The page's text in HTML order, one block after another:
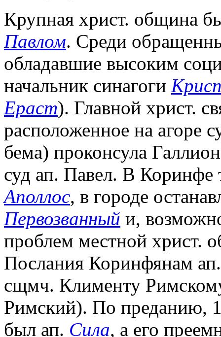
Крупная христ. община
Павлом. Среди
обладавшие высоким
начальник синагоги
Ераст). Главной христ.
расположенное на агоре
бема) проконсула
суд ап. Павел. В Коринфе
Аполлос, в городе
Первозванный и,
проблем местной христ.
Послания Коринфянам
сщмч. Клименту
Римский). По преданию,
был ап. Сила, а его